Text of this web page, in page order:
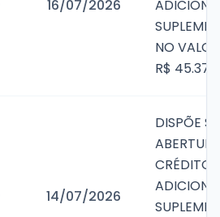
16/07/2026
NO
R$
14/07/2026
DISPÕE
CRÉDITO